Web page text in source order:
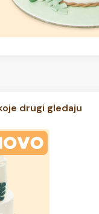
drugi gledaju